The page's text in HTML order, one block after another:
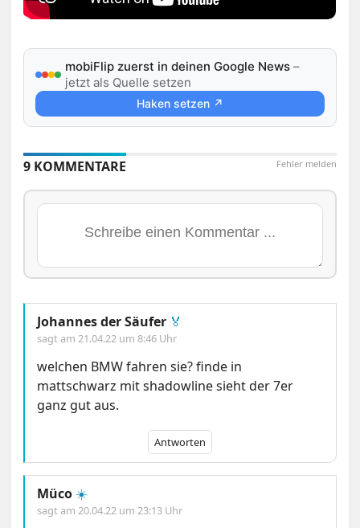
mobiFlip zuerst in deinen Google News –
jetzt als Quelle setzen
Haken setzen ↗
Fehler melden
9 KOMMENTARE
Johannes der Säufer 🏅
sagt am21.04.22 um 8:46 Uhr
welchen BMW fahren sie? finde in
mattschwarz mit shadowline sieht der 7er
ganz gut aus.
Antworten
Müco ☀️
sagt am20.04.22 um 23:13 Uhr